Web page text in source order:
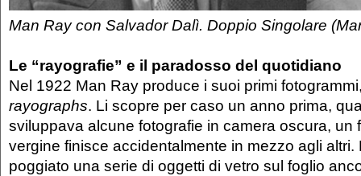
Man Ray con Salvador Dalì. Doppio Singolare
Le “rayografie” e il paradosso del quotidiano
Nel 1922 Man Ray produce i suoi primi
rayographs. Li scopre per caso un anno prima,
sviluppava alcune fotografie in camera oscura, un
vergine finisce accidentalmente in mezzo agli altri.
poggiato una serie di oggetti di vetro sul foglio